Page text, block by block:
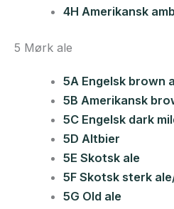
4H Amerikansk
5 Mørk ale
5A Engelsk brown
5B Amerikansk
5C Engelsk dark
5D Altbier
5E Skotsk ale
5F Skotsk sterk
5G Old ale